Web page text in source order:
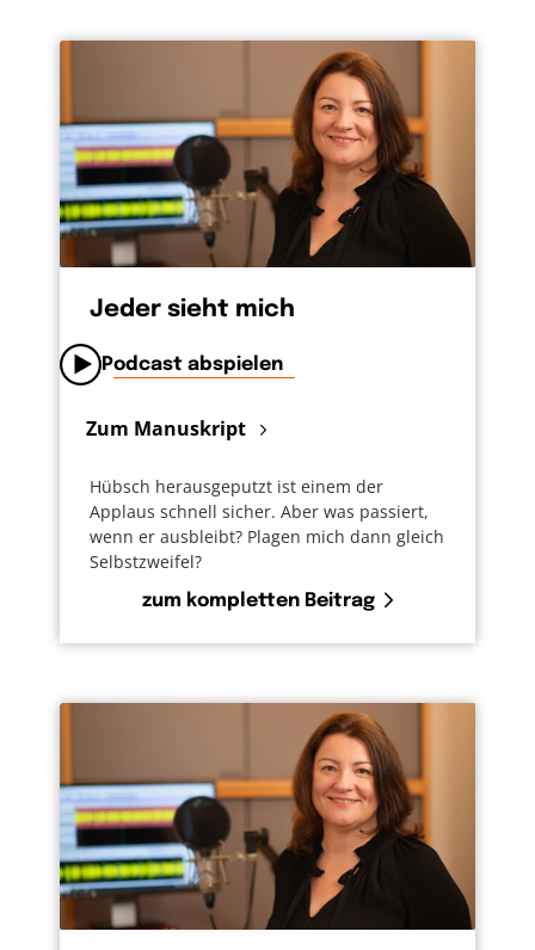
Jeder sieht mich
Podcast abspielen
Zum Manuskript
Hübsch herausgeputzt ist einem der
Applaus schnell sicher. Aber was passiert,
wenn er ausbleibt? Plagen mich dann gleich
Selbstzweifel?
zum kompletten Beitrag